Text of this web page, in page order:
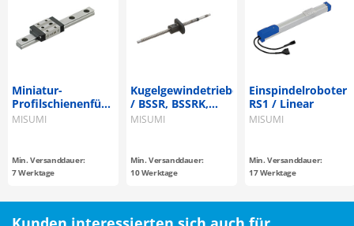
Miniatur-
Profilschienenführungen
/ SSEBN□, SSE2BN□
MISUMI
Min. Versanddauer:
7 Werktage
Kugelgewindetriebe
/ BSSR, BSSRK,
BSST, BSSZ, BSSZK
62 HRC /
Kompaktflansch /
MISUMI
Min. Versanddauer:
10 Werktage
Einspindelroboter
RS1 / Linear
MISUMI
Min. Versanddauer:
17 Werktage